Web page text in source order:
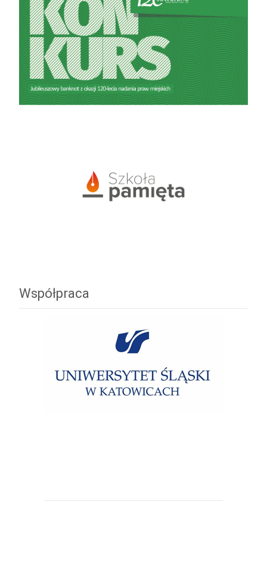
Współpraca